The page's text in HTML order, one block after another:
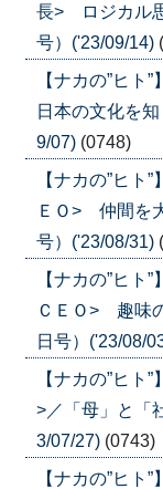
長> ロジカル
号）('23/09/14)
【ナカの”ヒ
日本の文化を
9/07) (0748)
【ナカの”ヒ
ＥＯ> 仲間を
号）('23/08/31)
【ナカの”ヒ
ＣＥＯ> 趣味
日号）('23/08/
【ナカの”ヒ
>／「母」と「
3/07/27) (0743)
【ナカの”ヒ